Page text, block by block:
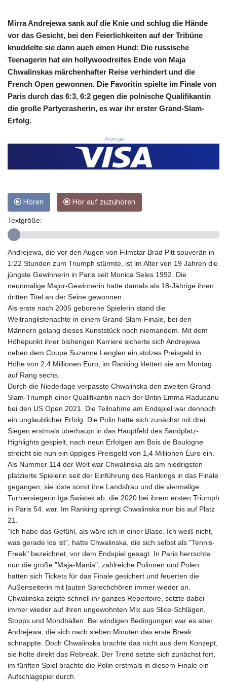
3677.625283
CRC 523.720823
CVE 110.577359
CZK 24.184522
DJF 205.35721
DKK 7.475388
DOP 67.30804
ERN 17.332627
ETB 184.823403
FJD 2.553308
GEL 3.021622
GGP 0.858801
GIP 0.858801
GNF
10148.261152
GTQ 8.809078
GYD 241.584711
HKD 9.063364
HNL 31.036971
HRK 7.533572
HTG 151.001333
HUF 361.860769
IDR
20659.336108
IMP 0.858801
INR 109.864533
IQD
1514.293863
IRR
1588593.057877
ISK 141.815325
JEP 0.858801
JMD 183.527469
JOD 0.819276
JPY 182.208653
KES 149.488533
KHR
4682.700886
KMF 493.401915
KRW
1644.196411
KWD 0.357306
KYD 0.962469
KZT 541.953128
LAK
26120.269022
LBP
103475.784612
LKR 387.551407
Mirra Andrejewa sank auf die Knie und schlug die Hände
vor das Gesicht, bei den Feierlichkeiten auf der Tribüne
knuddelte sie dann auch einen Hund: Die russische
Teenagerin hat ein hollywoodreifes Ende von Maja
Chwalinskas märchenhafter Reise verhindert und die
French Open gewonnen. Die Favoritin spielte im Finale von
Paris durch das 6:3, 6:2 gegen die polnische Qualifikantin
die große Partycrasherin, es war ihr erster Grand-Slam-
Erfolg.
Anzeige
Hören Hör auf zuzuhören
Textgröße:
Andrejewa, die vor den Augen von Filmstar Brad Pitt souverän in
1:22 Stunden zum Triumph stürmte, ist im Alter von 19 Jahren die
jüngste Gewinnerin in Paris seit Monica Seles 1992. Die
neunmalige Major-Gewinnerin hatte damals als 18-Jährige ihren
dritten Titel an der Seine gewonnen.
Als erste nach 2005 geborene Spielerin stand die
Weltranglistenachte in einem Grand-Slam-Finale, bei den
Männern gelang dieses Kunststück noch niemandem. Mit dem
Höhepunkt ihrer bisherigen Karriere sicherte sich Andrejewa
neben dem Coupe Suzanne Lenglen ein stolzes Preisgeld in
Höhe von 2,4 Millionen Euro, im Ranking klettert sie am Montag
auf Rang sechs.
Durch die Niederlage verpasste Chwalinska den zweiten Grand-
Slam-Triumph einer Qualifikantin nach der Britin Emma Raducanu
bei den US Open 2021. Die Teilnahme am Endspiel war dennoch
ein unglaublicher Erfolg. Die Polin hatte sich zunächst mit drei
Siegen erstmals überhaupt in das Hauptfeld des Sandplatz-
Highlights gespielt, nach neun Erfolgen am Bois de Boulogne
streicht sie nun ein üppiges Preisgeld von 1,4 Millionen Euro ein.
Als Nummer 114 der Welt war Chwalinska als am niedrigsten
platzierte Spielerin seit der Einführung des Rankings in das Finale
gegangen, sie löste somit ihre Landsfrau und die viermalige
Turniersiegerin Iga Swiatek ab, die 2020 bei ihrem ersten Triumph
in Paris 54. war. Im Ranking springt Chwalinska nun bis auf Platz
21.
"Ich habe das Gefühl, als wäre ich in einer Blase. Ich weiß nicht,
was gerade los ist", hatte Chwalinska, die sich selbst als "Tennis-
Freak" bezeichnet, vor dem Endspiel gesagt. In Paris herrschte
nun die große "Maja-Mania", zahlreiche Polinnen und Polen
hatten sich Tickets für das Finale gesichert und feuerten die
Außenseiterin mit lauten Sprechchören immer wieder an.
Chwalinska zeigte schnell ihr ganzes Repertoire, setzte dabei
immer wieder auf ihren ungewohnten Mix aus Slice-Schlägen,
Stopps und Mondbällen. Bei windigen Bedingungen war es aber
Andrejewa, die sich nach sieben Minuten das erste Break
schnappte. Doch Chwalinska brachte das nicht aus dem Konzept,
sie holte direkt das Rebreak. Der Trend setzte sich zunächst fort,
im fünften Spiel brachte die Polin erstmals in diesem Finale ein
Aufschlagspiel durch.